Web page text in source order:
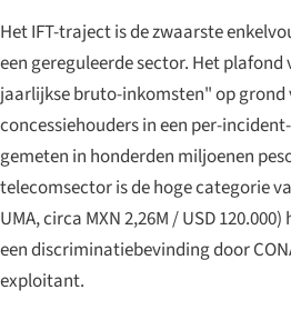
Het IFT-traject is de zwaarste
een gereguleerde sector. Het
jaarlijkse bruto-inkomsten" op grond
concessiehouders in een per-
gemeten in honderden miljoenen
telecomsector is de hoge categorie
UMA, circa MXN 2,26M / USD
een discriminatiebevinding door
exploitant.